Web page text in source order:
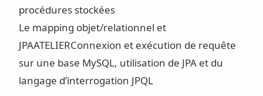
procédures stockées
Le mapping objet/relationnel et
JPAATELIERConnexion et exécution de requête
sur une base MySQL, utilisation de JPA et du
langage d’interrogation JPQL